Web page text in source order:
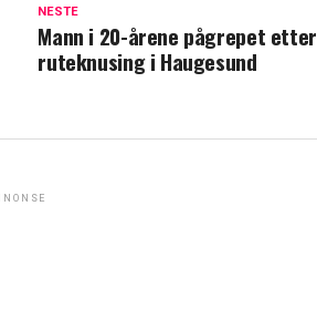
NESTE
Mann i 20-årene pågrepet etter
ruteknusing i Haugesund